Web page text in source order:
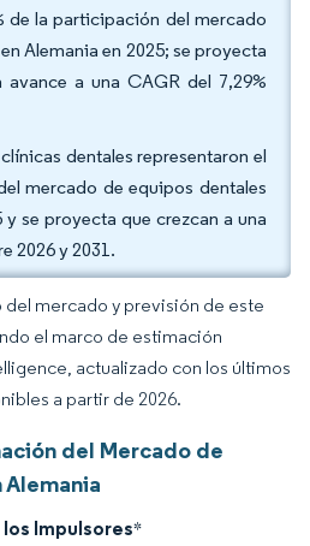
de la participación del mercado
Alemania en 2025; se proyecta
a una CAGR del 7,29%
dentales representaron el
mercado de equipos dentales
y se proyecta que crezcan a una
2026 y 2031.
del mercado y previsión de este
el marco de estimación
actualizado con los últimos
a partir de 2026.
del Mercado de
Impulsores*